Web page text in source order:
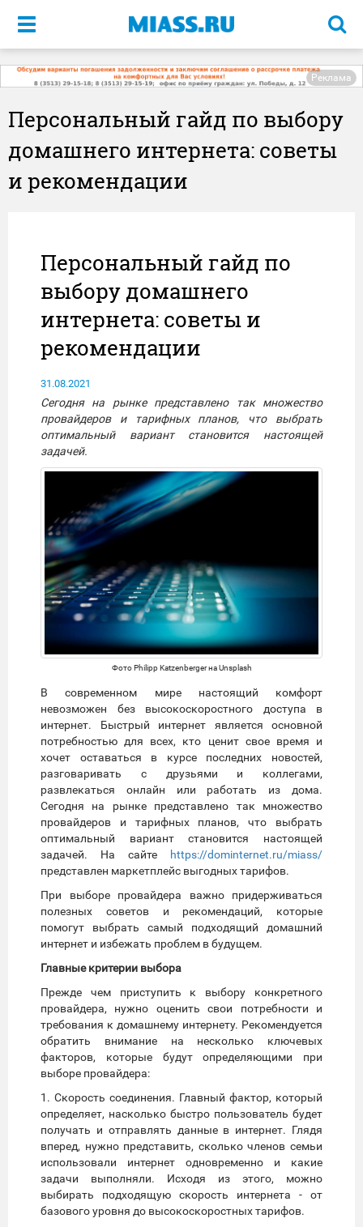
Меню
Реклама
Персональный гайд по выбору
домашнего интернета: советы
и рекомендации
Персональный гайд по
выбору домашнего
интернета: советы и
рекомендации
31.08.2021
Сегодня на рынке представлено так множество
провайдеров и тарифных планов, что выбрать
оптимальный вариант становится настоящей
задачей.
Фото Philipp Katzenberger на Unsplash
В современном мире настоящий комфорт
невозможен без высокоскоростного доступа в
интернет. Быстрый интернет является основной
потребностью для всех, кто ценит свое время и
хочет оставаться в курсе последних новостей,
разговаривать с друзьями и коллегами,
развлекаться онлайн или работать из дома.
Сегодня на рынке представлено так множество
провайдеров и тарифных планов, что выбрать
оптимальный вариант становится настоящей
задачей. На сайте
https://dominternet.ru/miass/
представлен маркетплейс выгодных тарифов.
При выборе провайдера важно придерживаться
полезных советов и рекомендаций, которые
помогут выбрать самый подходящий домашний
интернет и избежать проблем в будущем.
Главные критерии выбора
Прежде чем приступить к выбору конкретного
провайдера, нужно оценить свои потребности и
требования к домашнему интернету. Рекомендуется
обратить внимание на несколько ключевых
факторов, которые будут определяющими при
выборе провайдера:
1. Скорость соединения. Главный фактор, который
определяет, насколько быстро пользователь будет
получать и отправлять данные в интернет. Глядя
вперед, нужно представить, сколько членов семьи
использовали интернет одновременно и какие
задачи выполняли. Исходя из этого, можно
выбирать подходящую скорость интернета - от
базового уровня до высокоскоростных тарифов.